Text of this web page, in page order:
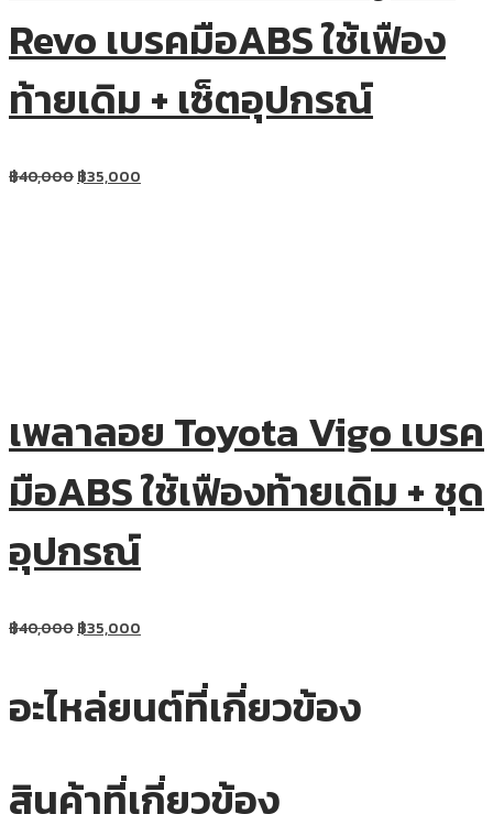
Revo เบรคมือABS ใช้เฟือง
ท้ายเดิม + เซ็ตอุปกรณ์
฿40,000฿35,000
เพลาลอย Toyota Vigo เบรค
มือABS ใช้เฟืองท้ายเดิม + ชุด
อุปกรณ์
฿40,000฿35,000
อะไหล่ยนต์ที่เกี่ยวข้อง
สินค้าที่เกี่ยวข้อง